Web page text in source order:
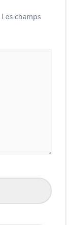
Les champs